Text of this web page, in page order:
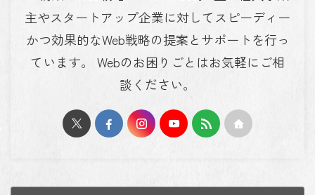
主やスタートアップ企業に対してスピーディー
かつ効果的なWeb戦略の提案とサポートを行っ
ています。 Webのお困りごとはお気軽にご相
談ください。